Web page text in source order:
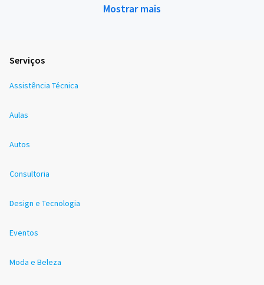
Mostrar mais
Serviços
Assistência Técnica
Aulas
Autos
Consultoria
Design e Tecnologia
Eventos
Moda e Beleza